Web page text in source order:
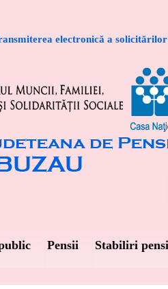
electronică a solicitărilor
Pensii Stabiliri